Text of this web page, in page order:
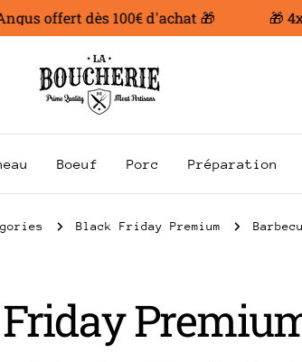
offert dès 100€ d'achat 🎁 🎁
Boeuf Porc Préparation
Black Friday Premium